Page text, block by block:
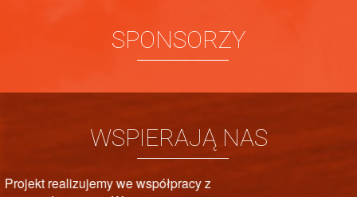
SPONSORZY
WSPIERAJĄ NAS